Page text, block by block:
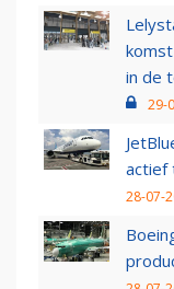
in de
29-
actief
28-07-